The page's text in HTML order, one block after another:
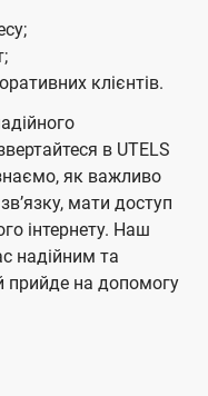
клієнтів.
в UTELS
як важливо
мати доступ
інтернету. Наш
надійним та
прийде на допомогу